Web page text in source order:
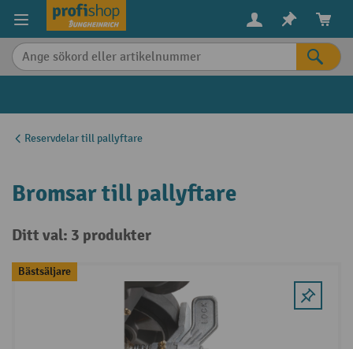
Reservdelar till pallyftare
Bromsar till pallyftare
Ditt val: 3 produkter
Bästsäljare